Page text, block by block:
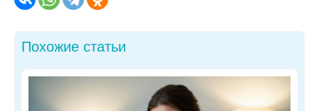
Похожие статьи